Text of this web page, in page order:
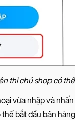
thì chủ shop có
vừa nhập và
bắt đầu bán